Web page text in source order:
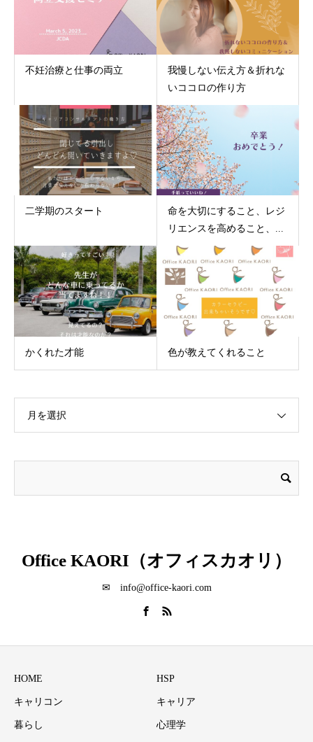
不妊治療と仕事の両立
我慢しない伝え方＆折れな
いココロの作り方
二学期のスタート
命を大切にすること、レジ
リエンスを高めること、...
かくれた才能 色が教えてくれること
月を選択
Office KAORI（オフィスカオリ）
✉ info@office-kaori.com
HOME HSP
キャリコン キャリア
暮らし 心理学